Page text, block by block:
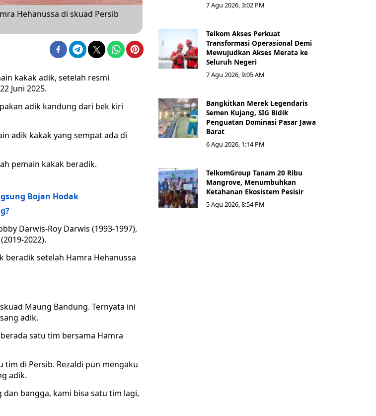
Hehanussa di skuad Persib
kakak adik, setelah resmi
Juni 2025.
adik kandung dari bek kiri
adik kakak yang sempat ada di
pemain kakak beradik.
Bojan Hodak
Darwis-Roy Darwis (1993-1997),
2022).
beradik setelah Hamra Hehanussa
Maung Bandung. Ternyata ini
adik.
satu tim bersama Hamra
di Persib. Rezaldi pun mengaku
adik.
dan bangga, kami bisa satu tim lagi,
7 Agu 2026, 3:02 PM
Telkom Akses Perkuat
Transformasi Operasional Demi
Mewujudkan Akses Merata ke
Seluruh Negeri
7 Agu 2026, 9:05 AM
Bangkitkan Merek Legendaris
Semen Kujang, SIG Bidik
Penguatan Dominasi Pasar Jawa
Barat
6 Agu 2026, 1:14 PM
TelkomGroup Tanam 20 Ribu
Mangrove, Menumbuhkan
Ketahanan Ekosistem Pesisir
5 Agu 2026, 8:54 PM